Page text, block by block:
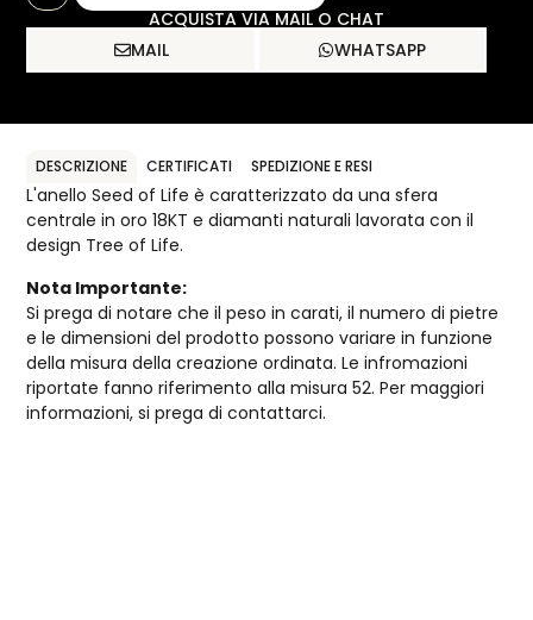
ACQUISTA VIA MAIL O CHAT
MAIL
WHATSAPP
DESCRIZIONE CERTIFICATI SPEDIZIONE E RESI
L'anello Seed of Life è caratterizzato da una sfera
centrale in oro 18KT e diamanti naturali lavorata con il
design Tree of Life.
Nota Importante:
Si prega di notare che il peso in carati, il numero di pietre
e le dimensioni del prodotto possono variare in funzione
della misura della creazione ordinata. Le infromazioni
riportate fanno riferimento alla misura 52. Per maggiori
informazioni, si prega di contattarci.